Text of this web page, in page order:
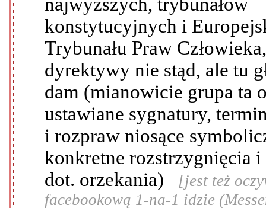
najwyższych, trybunałów
konstytucyjnych i
Trybunału Praw
dyrektywy nie stąd, ale tu
dam (mianowicie grupa ta
ustawiane sygnatury,
i rozpraw niosące
konkretne rozstrzygnięcia
dot. orzekania)
[jest też
facebookową 1-na-1 idzie